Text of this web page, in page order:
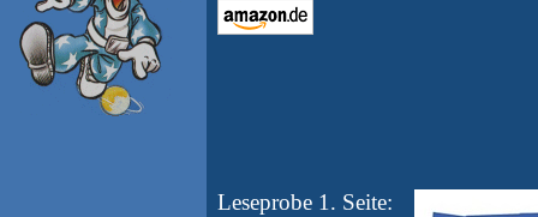
Leseprobe 1. Seite: